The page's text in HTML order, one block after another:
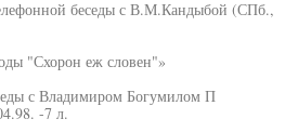
беседы с В.М.Кандыбой (СПб.,
"Схорон еж словен"»
с Владимиром Богумилом П
-7 л.